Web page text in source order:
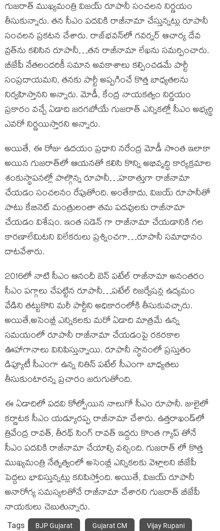
గుజరాత్ ముఖ్యమంత్రి విజయ్ రూపానీ సంచలన నిర్ణయం
తీసుకున్నారు. తన సీఎం పదవికి రాజీనామా చేస్తున్నట్లు రూపానీ
సంచలన ప్రకటన చేశారు. రాజ్‌భవన్‌లో గవర్నర్ ఆచార్య దేవ
వ్రత్‌ను కలిసిన రూపానీ…తన రాజీనామా లేఖను సమర్పించారు.
బీజేపీ నేతలందరికీ సమాన అవకాశాలు కల్పించడమే పార్టీ
సంప్రదాయమని, తనకు పార్టీ అప్పగించే కొత్త బాధ్యతలను
నిర్వహిస్తానని అన్నారు. మోడీ, కేంద్ర నాయకత్వం నిర్ణయం
ప్రకారం వచ్చే ఏడాది జరగబోయే గుజరాత్ ఎన్నికల్లో సీఎం అభ్యర్థి
ఎవరో నిర్ణయిస్తారని అన్నారు.
అయితే, ఈ రోజు ఉదయం ప్రధాని నరేంద్ర మోడీ సొంత ఇలాకా
అయిన గుజరాత్‌లో ఆయనతో కలిసి కొన్ని అభివృద్ధి కార్యక్రమాల
శంకుస్థాపనల్లో పాల్గొన్న రూపానీ…హఠాత్తుగా రాజీనామా
చేయడం సంచలనం రేపుతోంది. అంతేకాదు, విజయ్ రూపానీతో
పాటు కేబినెట్ మంత్రులంతా తమ పదవులకు రాజీనామా
చేయడం విశేషం. ఇంత సడెన్ గా రాజీనామా చేయడానికి గల
కారణాలేమిటని విలేకరులు ప్రశ్నించగా…రూపానీ సమాధానం
దాటవేశారు.
2016లో నాటి సీఎం ఆనందీ బెన్ పటేల్ రాజీనామా అనంతరం
సీఎం పగ్గాలు చేపట్టిన రూపానీ…పటేల్ రిజర్వేషన్ల ఉద్యమం
వేడిని తట్టుకొని మరీ పార్టీని అధికారంలోకి తీసుకువచ్చారు.
అయితే,అసెంబ్లీ ఎన్నికలకు మరో ఏడాది మాత్రమే ఉన్న
సమయంలో రూపానీ రాజీనామా చేయడంపై రకరకాల
ఊహాగానాలు వినిపిస్తున్నాయి. రూపానీ స్థానంలో ప్రస్తుతం
డిప్యూటీ సీఎంగా ఉన్న నితిన్ పటేల్‌ సీఎంగా బాధ్యతలు
తీసుకుంటారన్న ప్రచారం జరుగుతోంది.
ఈ ఏడాదిలో పదవి కోల్పోయిన నాలుగో సీఎం రూపానీ. జులైలో
కర్ణాటక సీఎం యడ్యూరప్ప రాజీనామా చేశారు. ఉత్తరాఖండ్‌లో
త్రివేంద్ర రావత్‌, తీరథ్‌ సింగ్ రావత్‌ ఇద్దరు కొంత గ్యాప్ తోనే
సీఎం పదవికి రాజీనామా చేయాల్సి వచ్చింది. గుజరాత్ లో కొత్త
ముఖ్యమంత్రి నేతృత్వంలో అసెంబ్లీ ఎన్నిక‌ల‌కు వెళ్లాల‌ని బీజేపీ
పెద్దలు భావిస్తున్నట్లు కనిపిస్తోంది. అయితే, విజ‌య్ రూపానీ
అనారోగ్య స‌మ‌స్యల‌తోనే రాజీనామా చేశారని గుజరాత్ బీజేపీ
నాయకులు చెబుతున్నారు.
Tags BJP Gujarat Gujarat CM Vijay Rupani